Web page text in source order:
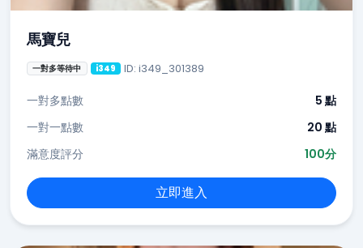
馬寶兒
一對多等待中 i349 ID: i349_301389
一對多點數
5 點
一對一點數
20 點
滿意度評分
100分
立即進入